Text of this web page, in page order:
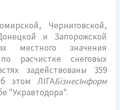
Черниговской,
и Запорожской
местного значения
расчистке снеговых
задействованы 359
этом ЛІГАБізнесІнформ
"Укравтодора".